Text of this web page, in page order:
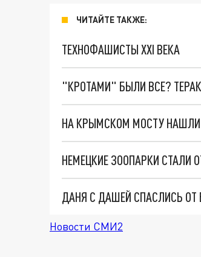
ЧИТАЙТЕ ТАКЖЕ:
ТЕХНОФАШИСТЫ XXI ВЕКА
"КРОТАМИ" БЫЛИ ВСЕ?
НА КРЫМСКОМ МОСТУ НАШЛИ
НЕМЕЦКИЕ ЗООПАРКИ СТАЛИ
ДАНЯ С ДАШЕЙ СПАСЛИСЬ
Новости СМИ2